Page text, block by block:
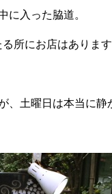
に入った脇道。
所にお店はあります
、土曜日は本当に静